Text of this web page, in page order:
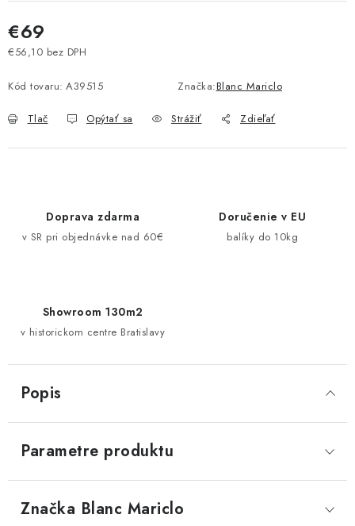
€69
€56,10 bez DPH
Kód tovaru: A39515 Značka:Blanc Mariclo
Tlač Opýtať sa Strážiť Zdieľať
Doprava zdarma
v SR pri objednávke nad 60€
Doručenie v EU
balíky do 10kg
Showroom 130m2
v historickom centre Bratislavy
Popis
Parametre produktu
Značka Blanc Mariclo